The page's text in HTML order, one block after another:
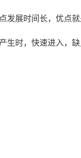
展时间长，优点就
时，快速进入，缺